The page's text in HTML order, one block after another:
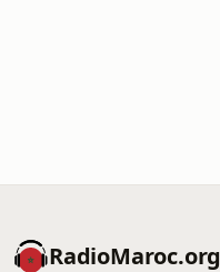
RadioMaroc.org